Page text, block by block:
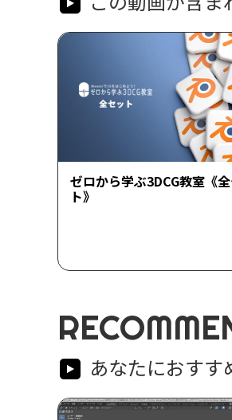
ゼロから学ぶ3DCG教室《
ト》
あなたにおすす